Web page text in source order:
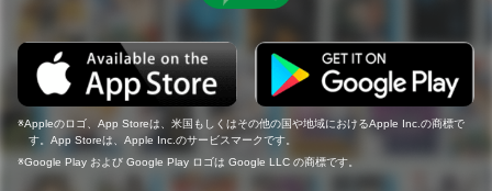
Appleのロゴ、App Storeは、米国もしくはその他の国や地域におけるApple Inc.の商標で
す。App Storeは、Apple Inc.のサービスマークです。
Google Play および Google Play ロゴは Google LLC の商標です。